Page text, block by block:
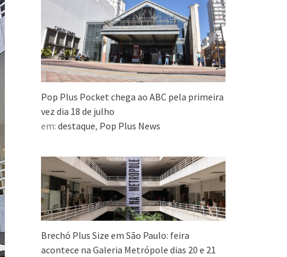
Pop Plus Pocket chega ao ABC pela primeira
vez dia 18 de julho
em: destaque, Pop Plus News
Brechó Plus Size em São Paulo: feira
acontece na Galeria Metrópole dias 20 e 21